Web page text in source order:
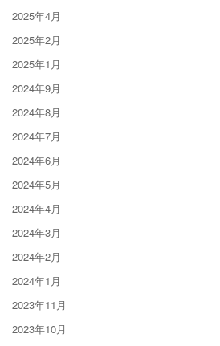
2025年4月
2025年2月
2025年1月
2024年9月
2024年8月
2024年7月
2024年6月
2024年5月
2024年4月
2024年3月
2024年2月
2024年1月
2023年11月
2023年10月